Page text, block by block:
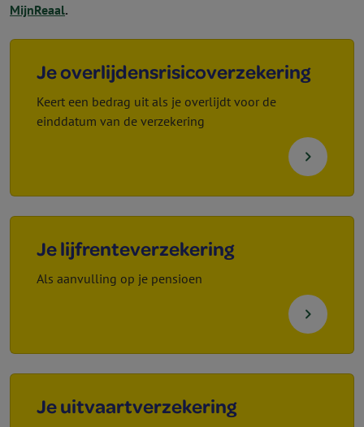
MijnReaal.
Je overlijdens­risico­verzekering
Keert een bedrag uit als je overlijdt voor de
einddatum van de verzekering
navigate_next
Je lijf­rente­verzekering
Als aanvulling op je pensioen
navigate_next
Je uitvaart­verzekering